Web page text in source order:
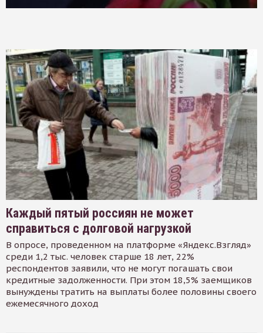
Каждый пятый россиян не может
справиться с долговой нагрузкой
В опросе, проведенном на платформе «Яндекс.Взгляд»
среди 1,2 тыс. человек старше 18 лет, 22%
респондентов заявили, что не могут погашать свои
кредитные задолженности. При этом 18,5% заемщиков
вынуждены тратить на выплаты более половины своего
ежемесячного доход